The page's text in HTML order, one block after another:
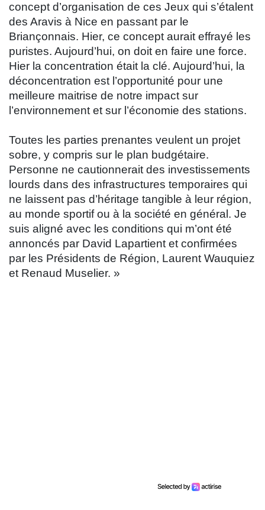
concept d’organisation de ces Jeux qui s’étalent
des Aravis à Nice en passant par le
Briançonnais. Hier, ce concept aurait effrayé les
puristes. Aujourd’hui, on doit en faire une force.
Hier la concentration était la clé. Aujourd’hui, la
déconcentration est l’opportunité pour une
meilleure maitrise de notre impact sur
l’environnement et sur l’économie des stations.
Toutes les parties prenantes veulent un projet
sobre, y compris sur le plan budgétaire.
Personne ne cautionnerait des investissements
lourds dans des infrastructures temporaires qui
ne laissent pas d’héritage tangible à leur région,
au monde sportif ou à la société en général. Je
suis aligné avec les conditions qui m’ont été
annoncés par David Lapartient et confirmées
par les Présidents de Région, Laurent Wauquiez
et Renaud Muselier. »